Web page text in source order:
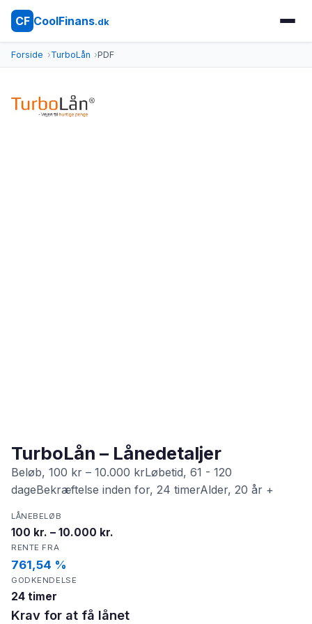
CF CoolFinans.dk
Forside TurboLån PDF
TurboLån – Lånedetaljer
Beløb, 100 kr – 10.000 krLøbetid, 61 - 120
dageBekræftelse inden for, 24 timerAlder, 20 år +
LÅNEBELØB
100 kr. – 10.000 kr.
RENTE FRA
761,54 %
GODKENDELSE
24 timer
Krav for at få lånet